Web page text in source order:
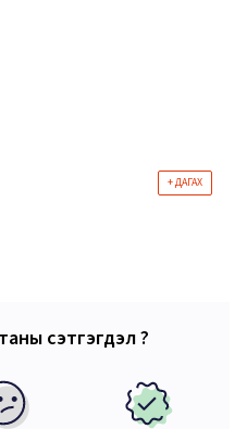
+ ДАГАХ
сэтгэгдэл ?